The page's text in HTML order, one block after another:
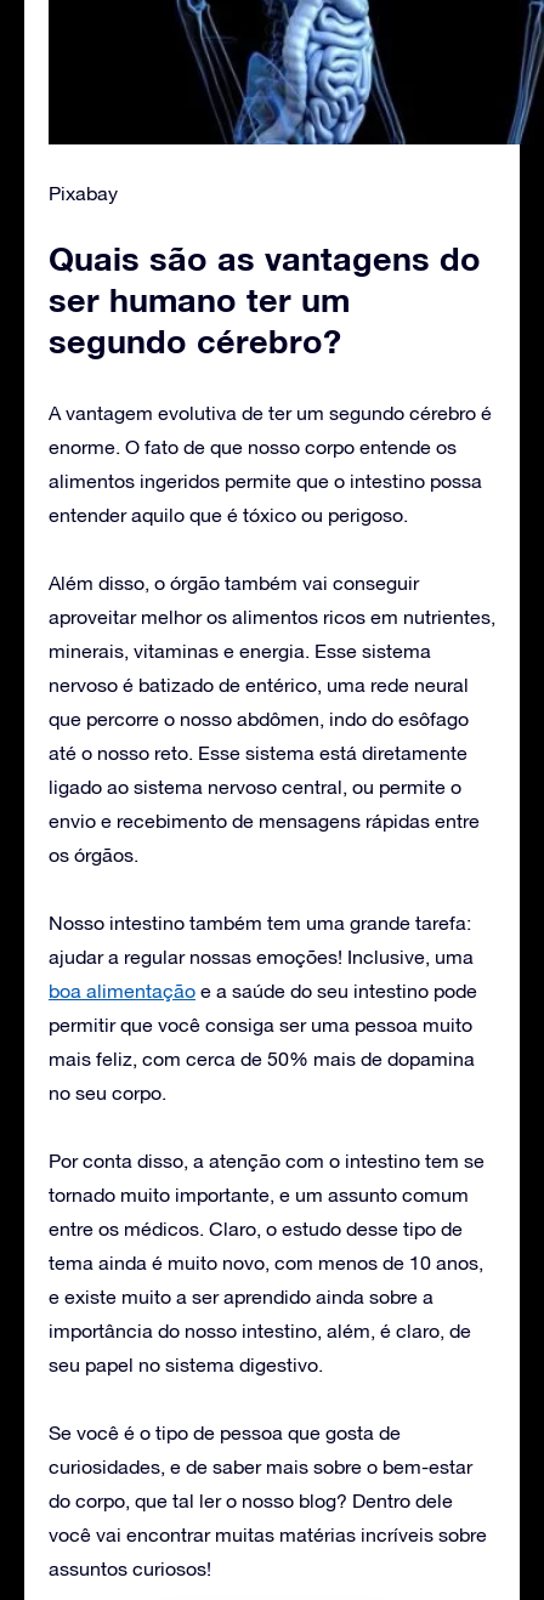
Pixabay
Quais são as vantagens do
ser humano ter um
segundo cérebro?
A vantagem evolutiva de ter um segundo cérebro é
enorme. O fato de que nosso corpo entende os
alimentos ingeridos permite que o intestino possa
entender aquilo que é tóxico ou perigoso.
Além disso, o órgão também vai conseguir
aproveitar melhor os alimentos ricos em nutrientes,
minerais, vitaminas e energia. Esse sistema
nervoso é batizado de entérico, uma rede neural
que percorre o nosso abdômen, indo do esôfago
até o nosso reto. Esse sistema está diretamente
ligado ao sistema nervoso central, ou permite o
envio e recebimento de mensagens rápidas entre
os órgãos.
Nosso intestino também tem uma grande tarefa:
ajudar a regular nossas emoções! Inclusive, uma
boa alimentação e a saúde do seu intestino pode
permitir que você consiga ser uma pessoa muito
mais feliz, com cerca de 50% mais de dopamina
no seu corpo.
Por conta disso, a atenção com o intestino tem se
tornado muito importante, e um assunto comum
entre os médicos. Claro, o estudo desse tipo de
tema ainda é muito novo, com menos de 10 anos,
e existe muito a ser aprendido ainda sobre a
importância do nosso intestino, além, é claro, de
seu papel no sistema digestivo.
Se você é o tipo de pessoa que gosta de
curiosidades, e de saber mais sobre o bem-estar
do corpo, que tal ler o nosso blog? Dentro dele
você vai encontrar muitas matérias incríveis sobre
assuntos curiosos!